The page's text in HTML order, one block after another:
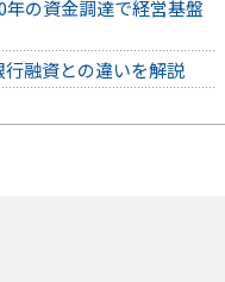
の資金調達で経営基盤
融資との違いを解説